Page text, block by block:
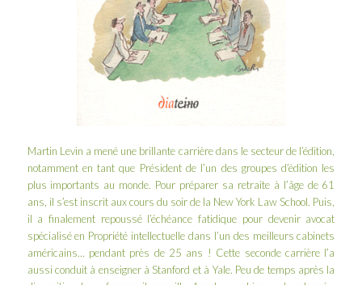
Martin Levin a mené une brillante carrière dans le secteur de l’édition,
notamment en tant que Président de l’un des groupes d’édition les
plus importants au monde. Pour préparer sa retraite à l’âge de 61
ans, il s’est inscrit aux cours du soir de la New York Law School. Puis,
il a finalement repoussé l’échéance fatidique pour devenir avocat
spécialisé en Propriété intellectuelle dans l’un des meilleurs cabinets
américains… pendant près de 25 ans ! Cette seconde carrière l’a
aussi conduit à enseigner à Stanford et à Yale. Peu de temps après la